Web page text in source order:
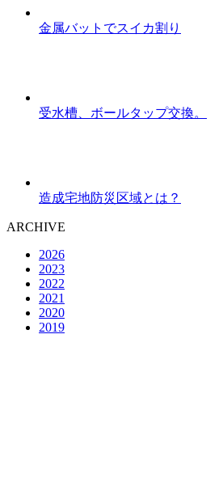
金属バットでスイカ割り
受水槽、ボールタップ交換。
造成宅地防災区域とは？
ARCHIVE
2026
2023
2022
2021
2020
2019